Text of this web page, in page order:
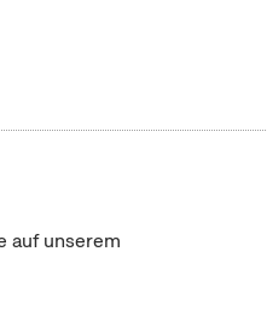
auf unserem